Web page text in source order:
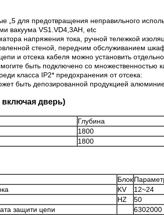
„5 для предотвращения неправильного
вакуума VS1.VD4,3AH, etc
напряжения тока, ручной тележкой
стеной, передним обслуживанием
и отсека кабеля можно установить
быть подключено со множественностью
класса IP2* предохранения от отсека:
быть депозированной продукцией
дверь)
Глубина
1800
1800
Блок
KV
12~24
HZ
50
защити цепи
6302000